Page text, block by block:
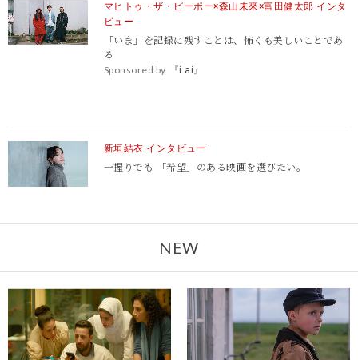
マヒトゥ・ザ・ピーポー×森山未來×富田健太郎 インタ
ビュー
「いま」を記録に残すことは、怖くも美しいことであ
る
Sponsored by 『i ai』
新垣結衣 インタビュー
一握りでも 「希望」のある映画を選びたい。
NEW